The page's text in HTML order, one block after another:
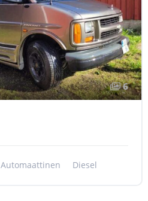
6
Automaattinen Diesel